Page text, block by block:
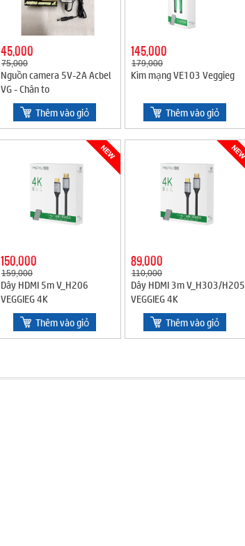
45,000
75,000
Nguồn camera 5V-2A Acbel
VG - Chân to
Thêm vào giỏ
145,000
179,000
Kìm mạng VE103 Veggieg
Thêm vào giỏ
150,000
159,000
Dây HDMI 5m V_H206
VEGGIEG 4K
Thêm vào giỏ
89,000
110,000
Dây HDMI 3m V_H303/H205
VEGGIEG 4K
Thêm vào giỏ